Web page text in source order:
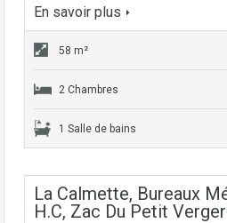
En savoir plus
58 m²
2 Chambres
1 Salle de bains
La Calmette, Bureaux
H.C, Zac Du Petit Verger